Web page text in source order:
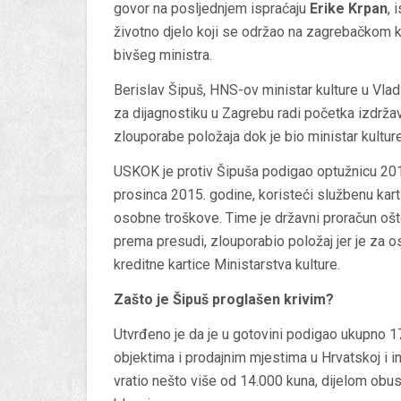
govor na posljednjem ispraćaju Erike Krpan,
životno djelo koji se održao na zagrebačkom
bivšeg ministra.
Berislav Šipuš, HNS-ov ministar kulture u
za dijagnostiku u Zagrebu radi početka
zlouporabe položaja dok je bio ministar
USKOK je protiv Šipuša podigao optužnicu
prosinca 2015. godine, koristeći službenu
osobne troškove. Time je državni proračun
prema presudi, zlouporabio položaj jer je za
kreditne kartice Ministarstva kulture.
Zašto je Šipuš proglašen krivim?
Utvrđeno je da je u gotovini podigao ukupno
objektima i prodajnim mjestima u Hrvatskoj i
vratio nešto više od 14.000 kuna, dijelom